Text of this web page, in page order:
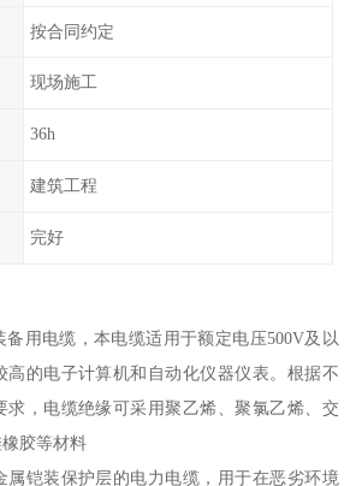
按合同约定
现场施工
36h
建筑工程
完好
用电缆，本电缆适用于额定电压500V及以
高的电子计算机和自动化仪器仪表。根据不
求，电缆绝缘可采用聚乙烯、聚氯乙烯、交
胶等材料
属铠装保护层的电力电缆，用于在恶劣环境